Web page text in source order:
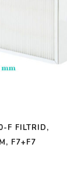
F FILTRID,
F7+F7